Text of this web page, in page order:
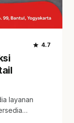
star 4.7
layanan